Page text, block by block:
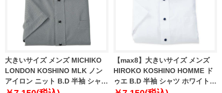
大きいサイズ メンズ MICHIKO
LONDON KOSHINO MLK ノン
アイロン ニット B.D 半袖 シャツ
【max8】大きいサイズ メンズ
HIROKO KOSHINO HOMME ド
ゥエ B.D 半袖 シャツ ホワイト